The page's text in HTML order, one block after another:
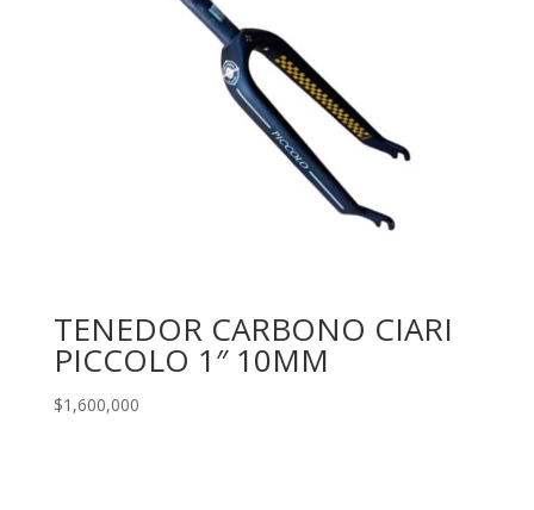
TENEDOR CARBONO CIARI
PICCOLO 1″ 10MM
$1,600,000